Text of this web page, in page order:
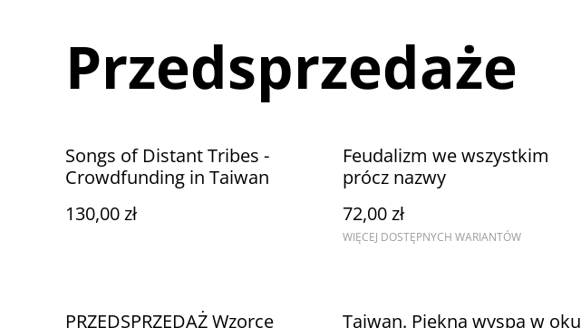
Przedsprzedaże
Songs of Distant Tribes -
Crowdfunding in Taiwan
130,00 zł
Feudalizm we wszystkim
prócz nazwy
72,00 zł
WIĘCEJ DOSTĘPNYCH WARIANTÓW
PRZEDSPRZEDAŻ Wzorce
Tajwan. Piękna wyspa w oku